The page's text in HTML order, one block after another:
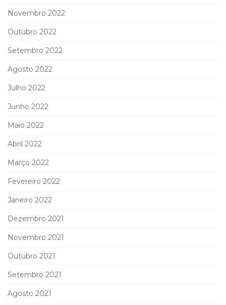
Novembro 2022
Outubro 2022
Setembro 2022
Agosto 2022
Julho 2022
Junho 2022
Maio 2022
Abril 2022
Março 2022
Fevereiro 2022
Janeiro 2022
Dezembro 2021
Novembro 2021
Outubro 2021
Setembro 2021
Agosto 2021